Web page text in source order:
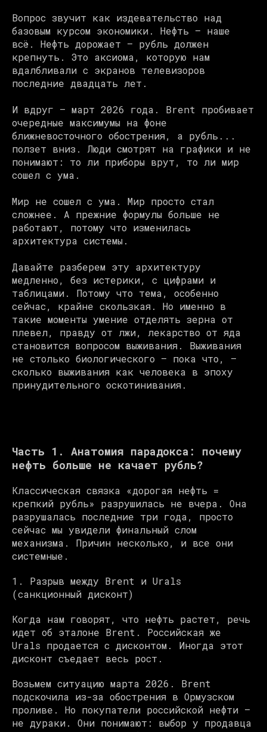
Вопрос звучит как издевательство над
базовым курсом экономики. Нефть — наше
всё. Нефть дорожает — рубль должен
крепнуть. Это аксиома, которую нам
вдалбливали с экранов телевизоров
последние двадцать лет.
И вдруг — март 2026 года. Brent пробивает
очередные максимумы на фоне
ближневосточного обострения, а рубль...
ползет вниз. Люди смотрят на графики и не
понимают: то ли приборы врут, то ли мир
сошел с ума.
Мир не сошел с ума. Мир просто стал
сложнее. А прежние формулы больше не
работают, потому что изменилась
архитектура системы.
Давайте разберем эту архитектуру
медленно, без истерики, с цифрами и
таблицами. Потому что тема, особенно
сейчас, крайне скользкая. Но именно в
такие моменты умение отделять зерна от
плевел, правду от лжи, лекарство от яда
становится вопросом выживания. Выживания
не столько биологического — пока что, —
сколько выживания как человека в эпоху
принудительного оскотинивания.
Часть 1. Анатомия парадокса: почему
нефть больше не качает рубль?
Классическая связка «дорогая нефть =
крепкий рубль» разрушилась не вчера. Она
разрушалась последние три года, просто
сейчас мы увидели финальный слом
механизма. Причин несколько, и все они
системные.
1. Разрыв между Brent и Urals
(санкционный дисконт)
Когда нам говорят, что нефть растет, речь
идет об эталоне Brent. Российская же
Urals продается с дисконтом. Иногда этот
дисконт съедает весь рост.
Возьмем ситуацию марта 2026. Brent
подскочила из-за обострения в Ормузском
проливе. Но покупатели российской нефти —
не дураки. Они понимают: выбор у продавца